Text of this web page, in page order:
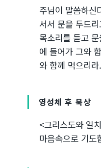
주님이 말씀하신
서서 문을 두드
목소리를 듣고
에 들어가 그와
와 함께 먹으리라.
영성체 후 묵상
<그리스도와 일
마음속으로 기도